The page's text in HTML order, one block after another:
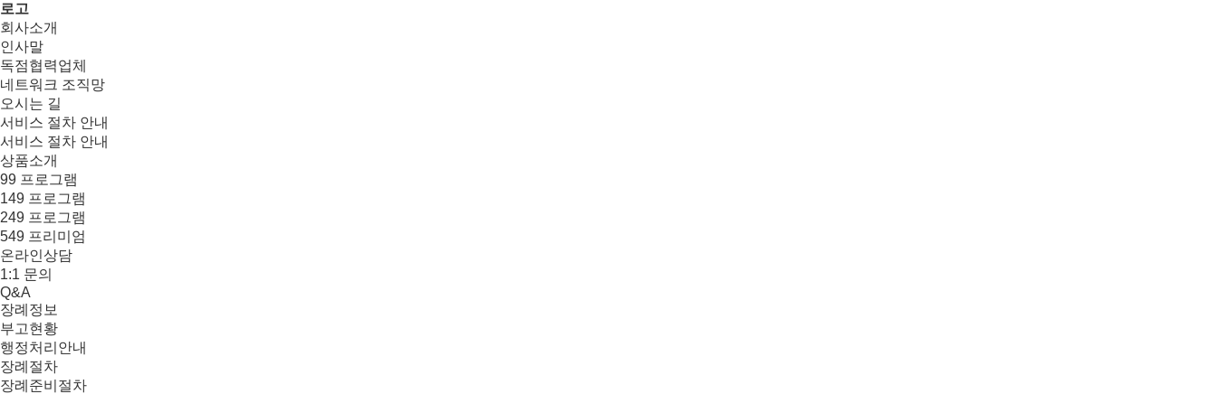
로고
회사소개
인사말
독점협력업체
네트워크 조직망
오시는 길
서비스 절차 안내
서비스 절차 안내
상품소개
99 프로그램
149 프로그램
249 프로그램
549 프리미엄
온라인상담
1:1 문의
Q&A
장례정보
부고현황
행정처리안내
장례절차
장례준비절차